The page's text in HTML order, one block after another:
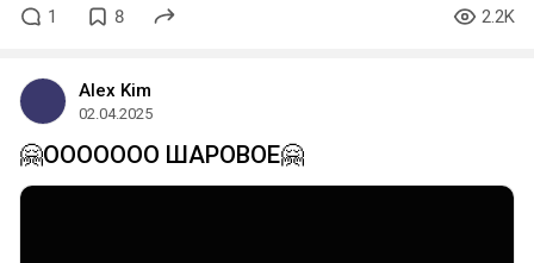
1 8 2.2K
Alex Kim
02.04.2025
🤗ООООООО ШАРОВОЕ🤗